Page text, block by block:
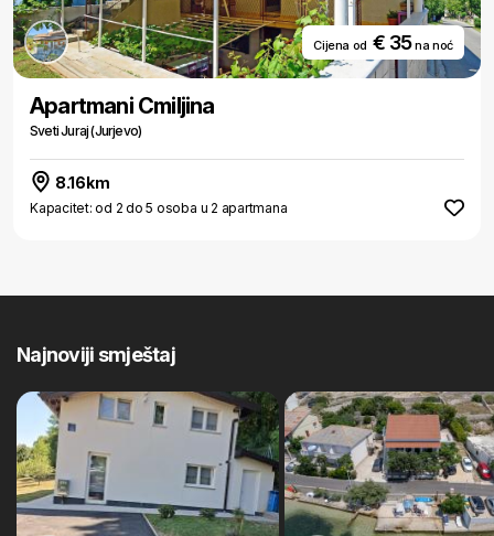
Cijena od € 35na noć
Apartmani Cmiljina
Sveti Juraj (Jurjevo)
8.16km
Kapacitet: od 2 do 5 osoba u 2 apartmana
Najnoviji smještaj